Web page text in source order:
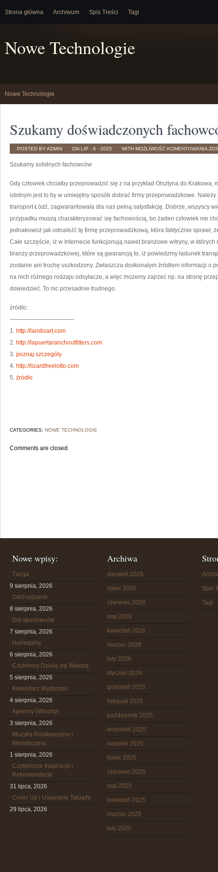
Strona główna Archiwum Spis Treści Tagi
Nowe Technologie
Nowe Technologie
Szukamy doświadczonych
POSTED BY ADMIN ON LIP - 6 - 2025 WITH MOŻLIWOŚĆ KOMENTOWANIA
Szukamy solidnych fachowców
Gdy człowiek chciałby przeprowadzić się z na przykład Olsztyna do
istotnym jest to by w umiejętny sposób dobrać firmy przeprowadzkowe.
transport Łódź, zagwarantowała dla nas pełną satysfakcję. Dobrze, wszyscy
przypadku muszą charakteryzować się fachowością, bo żaden człowiek nie
jednakowoż jak odnaleźć tę firmę przeprowadzkową, która faktycznie sprawi,
Całe szczęście, iż w Internecie funkcjonują nawet branżowe witryny, w
branży przeprowadzkowej, które są gwarancją to, iż powiedzmy ładunek
zostanie ani trochę uszkodzony. Zwłaszcza doskonałym źródłem informacji
na nich różnego rodzaju odsyłacze, a więc możemy zajrzeć np. na stronę
dowiedzieć. To nic przesadnie trudnego.
źródło:
———————————
1. http://landisart.com
2. http://lapuertaranchoutfitters.com
3. poznaj szczegóły
4. http://lizardfreelotto.com
5. źródło
CATEGORIES: NOWE TECHNOLOGIE
Comments are closed.
Nowe wpisy:
Turcja
9 sierpnia, 2026
Odchudzanie
8 sierpnia, 2026
Dla sportowców
7 sierpnia, 2026
Harlequiny
6 sierpnia, 2026
Czytelnicy Dzielą się Wiedzą
5 sierpnia, 2026
Kalendarz Wydarzeń
4 sierpnia, 2026
Apeniny (Włochy)
3 sierpnia, 2026
Muzyka Relaksacyjna i
Medytacyjna
1 sierpnia, 2026
Czytelnicze Inspiracje i
Rekomendacje
31 lipca, 2026
Cover Up i Usuwanie Tatuaży
29 lipca, 2026
Archiwa
sierpień 2026
lipiec 2026
czerwiec 2026
maj 2026
kwiecień 2026
marzec 2026
luty 2026
styczeń 2026
grudzień 2025
listopad 2025
październik 2025
wrzesień 2025
sierpień 2025
lipiec 2025
czerwiec 2025
maj 2025
kwiecień 2025
marzec 2025
luty 2025
Spis
Tagi